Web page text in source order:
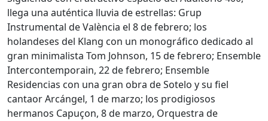
llega una auténtica lluvia de estrellas: Grup
Instrumental de València el 8 de febrero; los
holandeses del Klang con un monográfico dedicado al
gran minimalista Tom Johnson, 15 de febrero; Ensemble
Intercontemporain, 22 de febrero; Ensemble
Residencias con una gran obra de Sotelo y su fiel
cantaor Arcángel, 1 de marzo; los prodigiosos
hermanos Capuçon, 8 de marzo, Orquestra de